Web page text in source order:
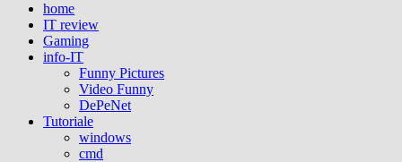
home
IT review
Gaming
info-IT
Funny Pictures
Video Funny
DePeNet
Tutoriale
windows
cmd